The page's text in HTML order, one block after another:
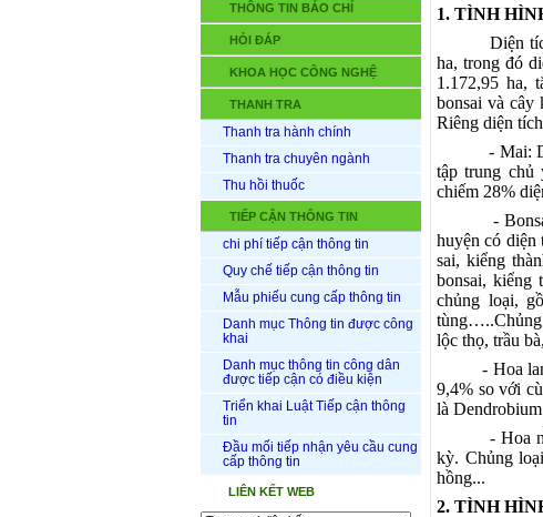
THÔNG TIN BÁO CHÍ
HỎI ĐÁP
KHOA HỌC CÔNG NGHỆ
THANH TRA
Thanh tra hành chính
Thanh tra chuyên ngành
Thu hồi thuốc
TIẾP CẬN THÔNG TIN
chi phí tiếp cận thông tin
Quy chế tiếp cận thông tin
Mẫu phiếu cung cấp thông tin
Danh mục Thông tin được công
khai
Danh mục thông tin công dân
được tiếp cận có điều kiện
Triển khai Luật Tiếp cận thông
tin
Đầu mối tiếp nhận yêu cầu cung
cấp thông tin
LIÊN KẾT WEB
1. TÌNH
Diện
ha, trong đó
1.172,95 ha,
bonsai và cây
Riêng diện
- Mai: Diện
tập trung chủ
chiếm 28%
- Bonsai,
huyện có diện
sai, kiểng
bonsai, kiểng
chủng loại,
tùng…..Chủng
lộc thọ, trầu
- Hoa lan:
9,4% so với
là
- Hoa nền:
kỳ. Chủng
hồng...
2. TÌNH